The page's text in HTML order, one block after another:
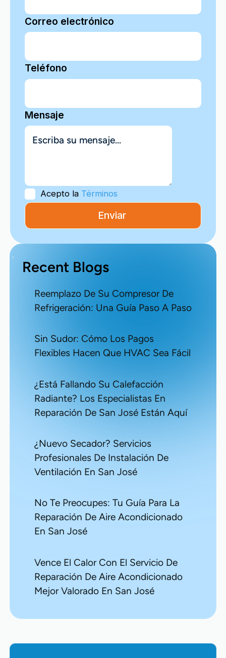
Correo electrónico
Teléfono
Mensaje
Acepto la Términos
Recent Blogs
Reemplazo De Su Compresor De
Refrigeración: Una Guía Paso A Paso
Sin Sudor: Cómo Los Pagos
Flexibles Hacen Que HVAC Sea Fácil
¿Está Fallando Su Calefacción
Radiante? Los Especialistas En
Reparación De San José Están Aquí
¿Nuevo Secador? Servicios
Profesionales De Instalación De
Ventilación En San José
No Te Preocupes: Tu Guía Para La
Reparación De Aire Acondicionado
En San José
Vence El Calor Con El Servicio De
Reparación De Aire Acondicionado
Mejor Valorado En San José